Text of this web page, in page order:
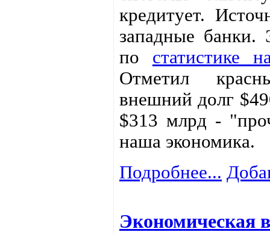
кредитует.
западные банки.
по статистике
Отметил
внешний долг
$313 млрд -
наша экономика.
Подробнее...
Экономическая